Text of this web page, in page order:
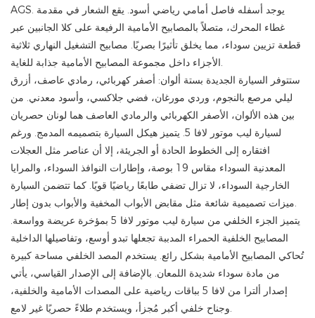
AGS. يوجد أسفله فاصل أمامي رياضي أسود. يقع الشعار في مقدمة
غطاء المحرك، متصلاً بالمصابيح الأمامية الرفيعة على كلا الجانبين عبر
قطعة تزيين سوداء، مما يخلق تأثيرًا بصريًا. مصابيح التشغيل النهاري ثلاثية
الأجزاء داخل مجموعة المصابيح الأمامية جذابة للغاية.
ستتوفر السيارة الجديدة بستة ألوان: أصفر كهربائي، رمادي عاصف، أزرق
ليلي مرصع بالنجوم، وردي مورغان، فضي جلاكسي، وأسود معدني. من
بين هذه الألوان، الأصفر الكهربائي والرمادي العاصف هما لونان حصريان
لسيارة ليب موتور لافا 5. يتميز هيكل السيارة بتصميمه المدمج. ورغم
افتقاره إلى الخطوط الحادة أو الجريئة، إلا أن عناصر مثل العجلات
المعدنية السوداء مقاس 19 بوصة، وإطارات النوافذ السوداء، والمرايا
الخارجية السوداء، لا تزال تضفي طابعًا رياضيًا قويًا. كما تتضمن السيارة
ميزات تصميمية شائعة مثل مقابض الأبواب المخفية والأبواب بدون إطار.
يتميز الجزء الخلفي من سيارة ليب موتور لافا 5 بمؤخرة عريضة وواسعة.
المصابيح الخلفية الحمراء المدببة تجعلها تبدو أوسع، وتفاصيلها الداخلية
تُحاكي المصابيح الأمامية بشكل رائع. يستخدم المصد الخلفي مساحة كبيرة
من مادة سوداء شديدة اللمعان. بالإضافة إلى الإصدار القياسي، يأتي
إصدار ألترا من لافا 5 بباقات رياضية على المصدات الأمامية والخلفية،
وجناح خلفي أكبر مُجزأ، ويستخدم طلاءً حصريًا غير لامع.